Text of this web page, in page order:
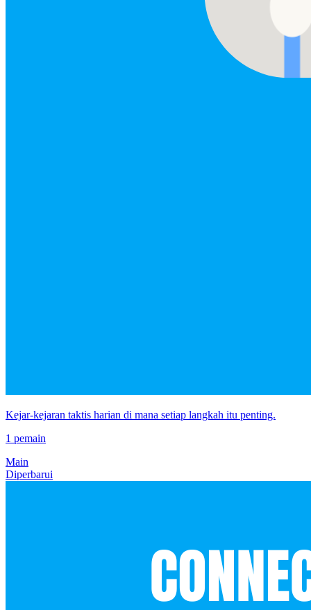
Kejar-kejaran taktis harian di mana setiap langkah itu penting.
1 pemain
Main
Diperbarui